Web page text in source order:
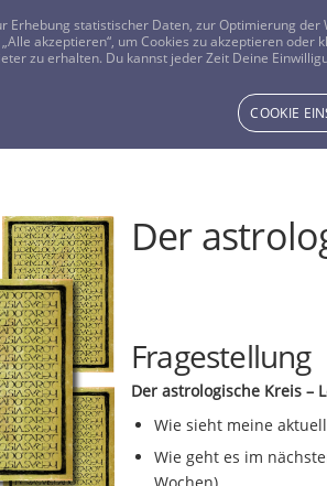
Der
Fragestellung
Der astrologische Kreis –
Wie sieht meine
Wie geht es im
Erhebung statistischer Daten, zur Optimierung
akzeptieren“, um Cookies zu akzeptieren
zu erhalten. Du kannst jeder Zeit Deine
COOKIE